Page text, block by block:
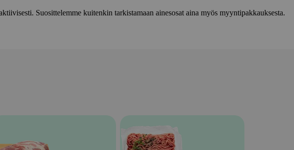
Suosittelemme kuitenkin tarkistamaan ainesosat aina myös myyntipakkauksesta.